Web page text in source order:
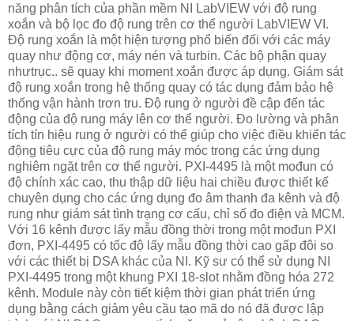
năng phân tích của phần mềm NI LabVIEW với độ rung
xoắn và bộ lọc đo độ rung trên cơ thể người LabVIEW VI.
Độ rung xoắn là một hiện tượng phổ biến đối với các máy
quay như động cơ, máy nén và turbin. Các bộ phận quay
nhưtrục.. sẽ quay khi moment xoắn được áp dụng. Giám sát
độ rung xoắn trong hệ thống quay có tác dụng đảm bảo hệ
thống vận hành trơn tru. Độ rung ở người đề cập đến tác
động của độ rung máy lên cơ thể người. Đo lường và phân
tích tín hiệu rung ở người có thể giúp cho việc điều khiển tác
động tiêu cực của độ rung máy móc trong các ứng dụng
nghiêm ngặt trên cơ thể người. PXI-4495 là một mođun có
độ chính xác cao, thu thập dữ liệu hai chiều được thiết kế
chuyên dụng cho các ứng dụng đo âm thanh đa kênh và độ
rung như giám sát tình trạng cơ cấu, chỉ số đo điện và MCM.
Với 16 kênh được lấy mẫu đồng thời trong một mođun PXI
đơn, PXI-4495 có tốc độ lấy mẫu đồng thời cao gấp đôi so
với các thiết bị DSA khác của NI. Kỹ sư có thể sử dụng NI
PXI-4495 trong một khung PXI 18-slot nhằm đồng hóa 272
kênh. Module này còn tiết kiệm thời gian phát triển ứng
dụng bằng cách giảm yêu cầu tạo mã do nó đã được lập